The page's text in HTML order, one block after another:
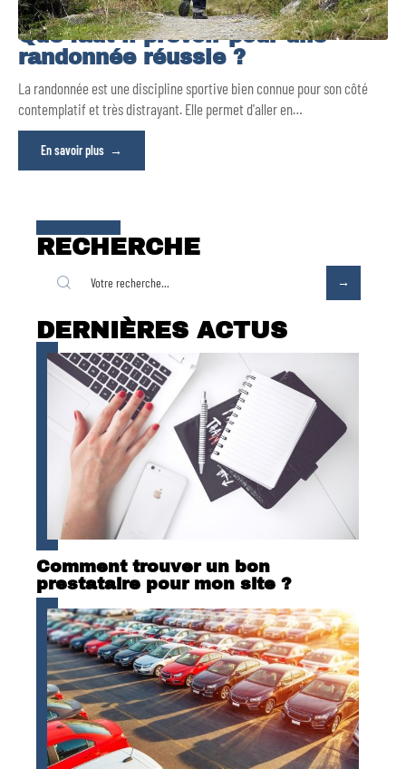
Que faut-il prévoir pour une
randonnée réussie ?
La randonnée est une discipline sportive bien connue pour son côté
contemplatif et très distrayant. Elle permet d'aller en…
En savoir plus
RECHERCHE
DERNIÈRES ACTUS
Comment trouver un bon
prestataire pour mon site ?